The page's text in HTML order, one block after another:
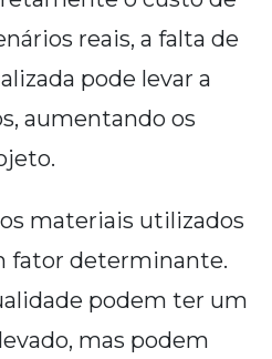
reais, a falta de
pode levar a
aumentando os
materiais utilizados
fator determinante.
podem ter um
mas podem